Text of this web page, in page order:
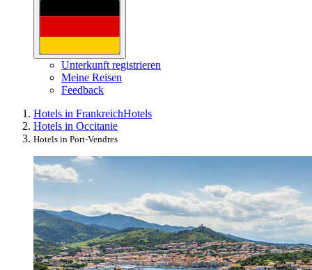
Unterkunft registrieren
Meine Reisen
Feedback
Hotels in FrankreichHotels
Hotels in Occitanie
Hotels in Port-Vendres